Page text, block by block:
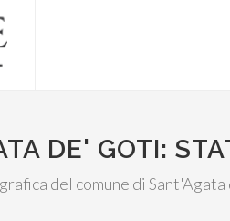
DE' GOTI:
del comune di Sant'Agata